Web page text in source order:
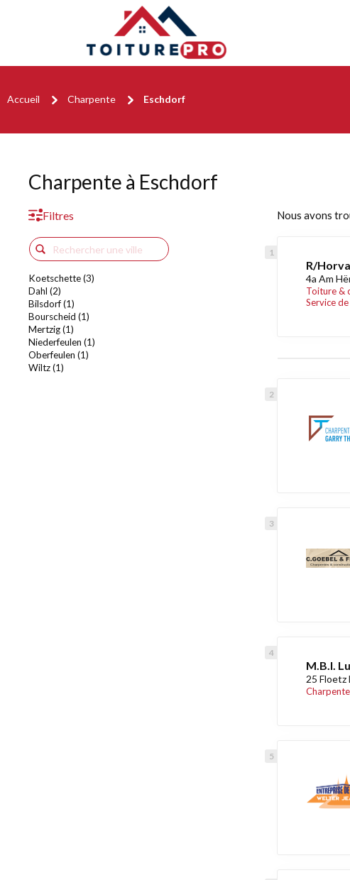
Accueil Charpente Eschdorf
Charpente à Eschdorf
Filtres
Koetschette (3)
Dahl (2)
Bilsdorf (1)
Bourscheid (1)
Mertzig (1)
Niederfeulen (1)
Oberfeulen (1)
Wiltz (1)
Nous avons
R/
4a Am
Toiture &
Service
M.B.I.
25 Floetz
Charpente